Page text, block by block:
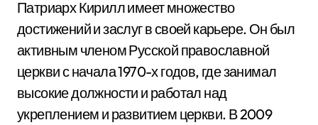
Патриарх Кирилл имеет множество
достижений и заслуг в своей карьере. Он был
активным членом Русской православной
церкви с начала 1970-х годов, где занимал
высокие должности и работал над
укреплением и развитием церкви. В 2009